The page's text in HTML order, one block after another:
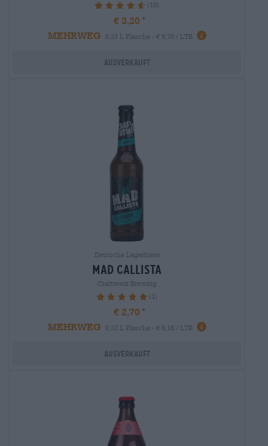
94% (10)
€ 3,20
MEHRWEG
0,33 L Flasche - € 9,70 / LTR
Ausverkauft
Deutsche Lagerbiere
mad callista
Craftwerk Brewing
100% (1)
€ 2,70
MEHRWEG
0,33 L Flasche - € 8,18 / LTR
Ausverkauft